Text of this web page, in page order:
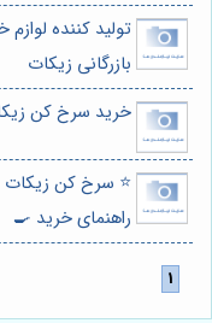
تولید کننده
بازرگانی زیکات
خرید سرخ کن
⭐️ سرخ کن زیکات
راهنمای خرید 🍳